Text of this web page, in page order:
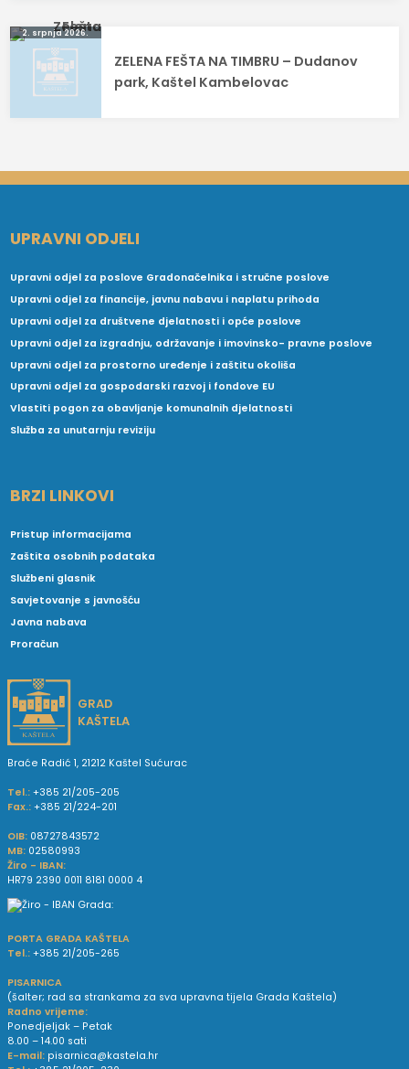
2. srpnja 2026.
ZELENA FEŠTA NA TIMBRU – Dudanov
park, Kaštel Kambelovac
UPRAVNI ODJELI
Upravni odjel za poslove Gradonačelnika i stručne poslove
Upravni odjel za financije, javnu nabavu i naplatu prihoda
Upravni odjel za društvene djelatnosti i opće poslove
Upravni odjel za izgradnju, održavanje i imovinsko- pravne poslove
Upravni odjel za prostorno uređenje i zaštitu okoliša
Upravni odjel za gospodarski razvoj i fondove EU
Vlastiti pogon za obavljanje komunalnih djelatnosti
Služba za unutarnju reviziju
BRZI LINKOVI
Pristup informacijama
Zaštita osobnih podataka
Službeni glasnik
Savjetovanje s javnošću
Javna nabava
Proračun
GRAD
KAŠTELA
Braće Radić 1, 21212 Kaštel Sućurac
Tel.: +385 21/205-205
Fax.: +385 21/224-201
OIB: 08727843572
MB: 02580993
Žiro - IBAN:
HR79 2390 0011 8181 0000 4
PORTA GRADA KAŠTELA
Tel.: +385 21/205-265
PISARNICA
(šalter; rad sa strankama za sva upravna tijela Grada Kaštela)
Radno vrijeme:
Ponedjeljak – Petak
8.00 – 14.00 sati
E-mail: pisarnica@kastela.hr